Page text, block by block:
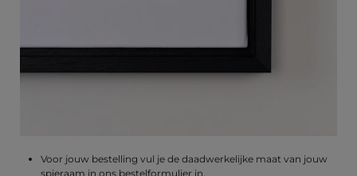
Voor jouw bestelling vul je de daadwerkelijke maat van jouw
spieraam in ons bestelformulier in.